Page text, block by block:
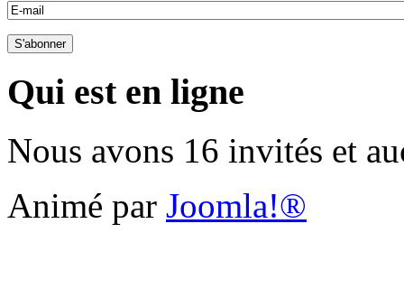
Qui est en ligne
Nous avons 16 invités et
Animé par Joomla!®